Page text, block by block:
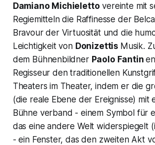
Damiano Michieletto vereinte mit
Regiemitteln die Raffinesse der
Bravour der Virtuosität und die
Leichtigkeit von Donizettis Musik.
dem Bühnenbildner Paolo Fantin
Regisseur den traditionellen
Theaters im Theater, indem er die
(die reale Ebene der Ereignisse) mit
Bühne verband - einem Symbol für
das eine andere Welt widerspiegelt
- ein Fenster, das den zweiten Akt